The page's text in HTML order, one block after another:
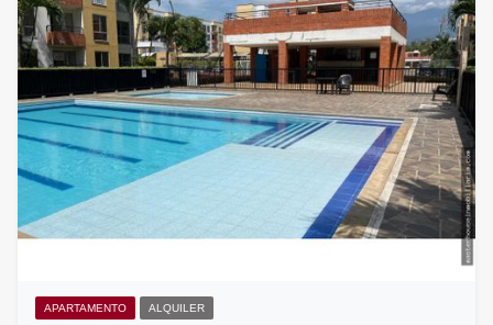
APARTAMENTO ALQUILER